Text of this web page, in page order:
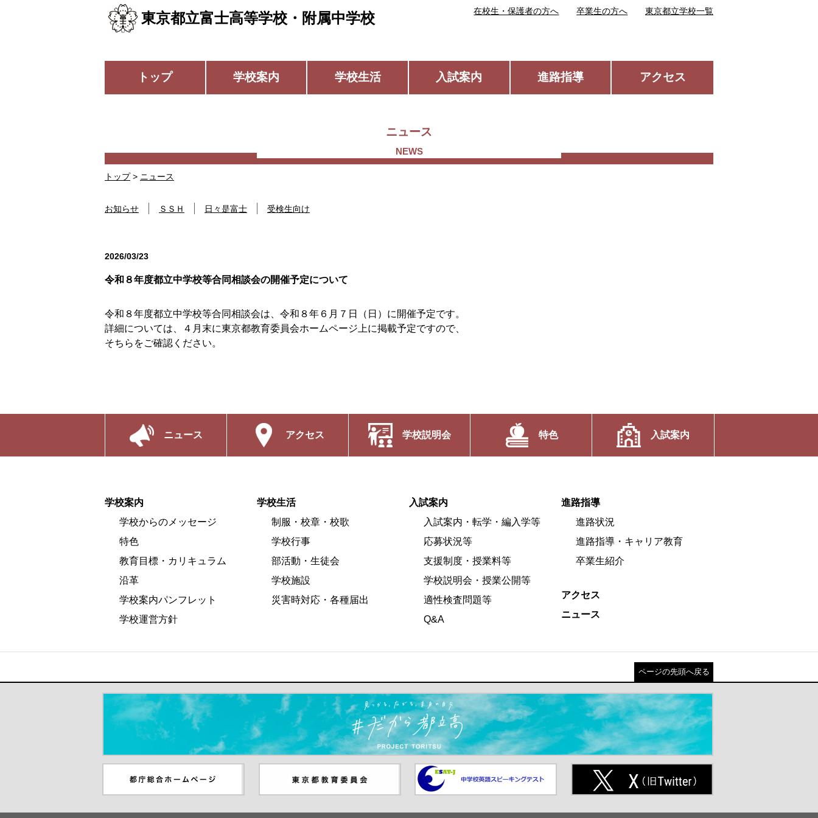
東京都立富士高等学校・附属中学校
トップ 学校案内 学校生活 入試案内 進路指導 アクセス
在校生・保護者の方へ 卒業生の方へ 東京都立学校一覧
トップ> ニュース
ニュース
お知らせ ＳＳＨ 日々是富士 受検生向け
2026/03/23
令和８年度都立中学校等合同相談会の開催予定について
令和８年度都立中学校等合同相談会は、令和８年６月７日（日）に開催予定です。
詳細については、４月末に東京都教育委員会ホームページ上に掲載予定ですので、
そちらをご確認ください。
ニュース アクセス 学校説明会 特色 入試案内
学校案内
学校からのメッセージ
特色
教育目標・カリキュラム
沿革
学校案内パンフレット
学校運営方針
学校生活
制服・校章・校歌
学校行事
部活動・生徒会
学校施設
災害時対応・各種届出
入試案内
入試案内・転学・編入学等
応募状況等
支援制度・授業料等
学校説明会・授業公開等
適性検査問題等
Q&A
進路指導
進路状況
進路指導・キャリア教育
卒業生紹介
アクセス
ニュース
ページの先頭へ戻る
＃だから都立高（別ウインドウが開きます）
ンドウが開きます）
ウが開きます）
中学校英語スピーキングテスト
（別ウインドウが開きます）
X(旧Twitter)（別ウインドウが開
きます）